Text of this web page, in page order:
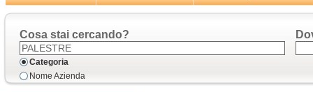
Cosa stai cercando?
Categoria
Nome Azienda